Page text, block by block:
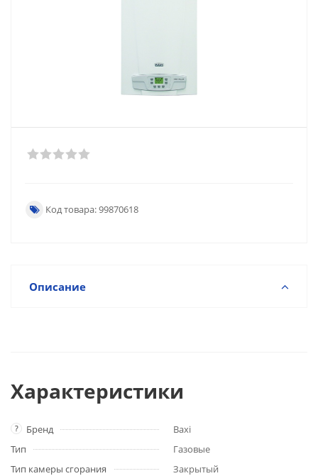
Код товара: 99870618
Описание
Характеристики
? Бренд
Baxi
Тип
Газовые
Тип камеры сгорания
Закрытый